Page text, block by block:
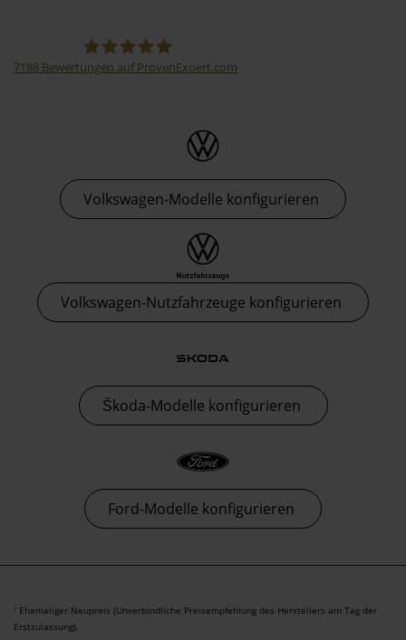
7188 Bewertungen auf ProvenExpert.com
Volkswagen-Modelle konfigurieren
Volkswagen-Nutzfahrzeuge konfigurieren
Škoda-Modelle konfigurieren
Ford-Modelle konfigurieren
1 Ehemaliger Neupreis (Unverbindliche Preisempfehlung des Herstellers am Tag der
Erstzulassung).